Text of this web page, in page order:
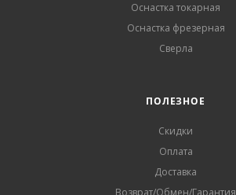
Оснастка токарная
Оснастка фрезерная
Сверла
ПОЛЕЗНОЕ
Скидки
Оплата
Доставка
Возврат/Обмен/Гарантия